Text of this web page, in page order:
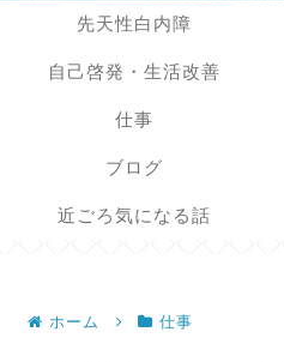
先天性白内障
自己啓発・生活改善
仕事
ブログ
近ごろ気になる話
ホーム 仕事